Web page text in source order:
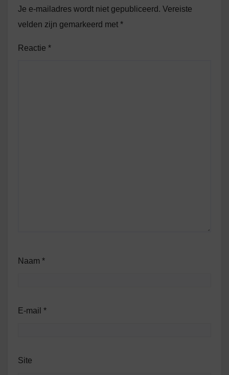
Je e-mailadres wordt niet gepubliceerd. Vereiste
velden zijn gemarkeerd met *
Reactie *
Naam *
E-mail *
Site